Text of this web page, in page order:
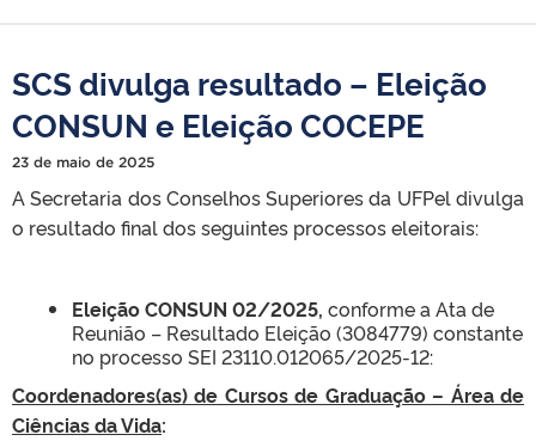
SCS divulga resultado – Eleição
CONSUN e Eleição COCEPE
23 de maio de 2025
A Secretaria dos Conselhos Superiores da UFPel divulga
o resultado final dos seguintes processos eleitorais:
Eleição CONSUN 02/2025, conforme a Ata de
Reunião – Resultado Eleição (3084779) constante
no processo SEI 23110.012065/2025-12:
Coordenadores(as) de Cursos de Graduação – Área de
Ciências da Vida: